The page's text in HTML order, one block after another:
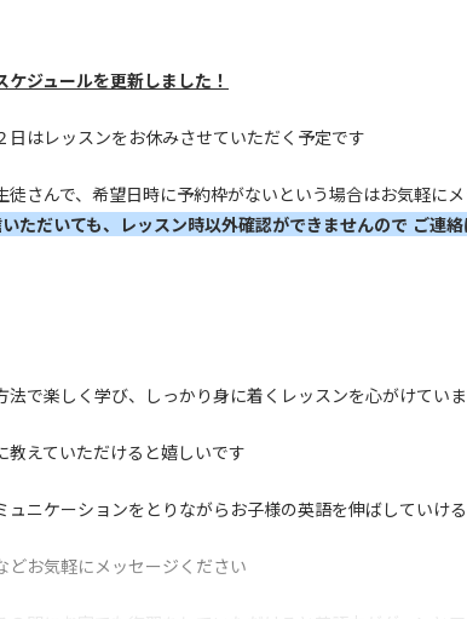
ジュールを更新しました！
日はレッスンをお休みさせていただく予定です
徒さんで、希望日時に予約枠がないという場合はお気軽に
ただいても、レッスン時以外確認ができませんので ご連
法で楽しく学び、しっかり身に着くレッスンを心がけてい
教えていただけると嬉しいです
ニケーションをとりながらお子様の英語を伸ばしていけ
お気軽にメッセージください